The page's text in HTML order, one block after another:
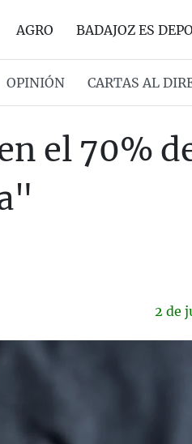
AGRO BADAJOZ ES
OPINIÓN CARTAS AL
el 70%
2 de